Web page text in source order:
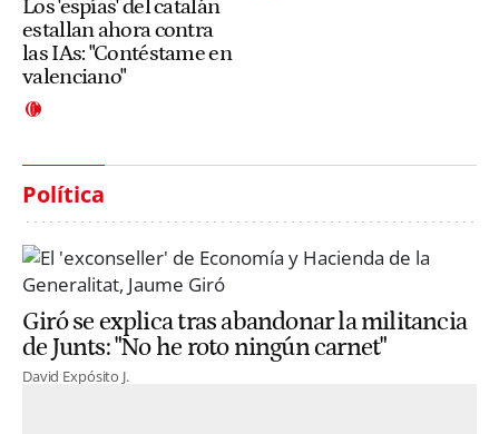
Los 'espías' del catalán
estallan ahora contra
las IAs: "Contéstame en
valenciano"
Política
Giró se explica tras abandonar la militancia
de Junts: "No he roto ningún carnet"
David Expósito J.